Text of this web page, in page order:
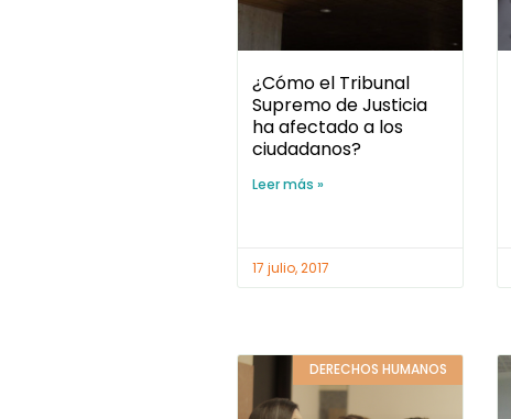
¿Cómo el Tribunal
Supremo de Justicia
ha afectado a los
ciudadanos?
Leer más »
17 julio, 2017
DERECHOS HUMANOS